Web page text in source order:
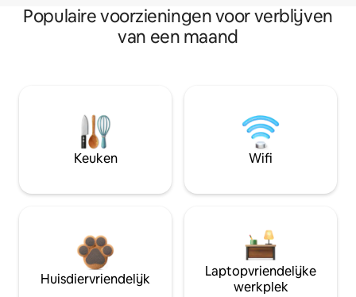
Populaire voorzieningen voor verblijven
van een maand
Keuken Wifi
Huisdiervriendelijk
Laptopvriendelijke
werkplek